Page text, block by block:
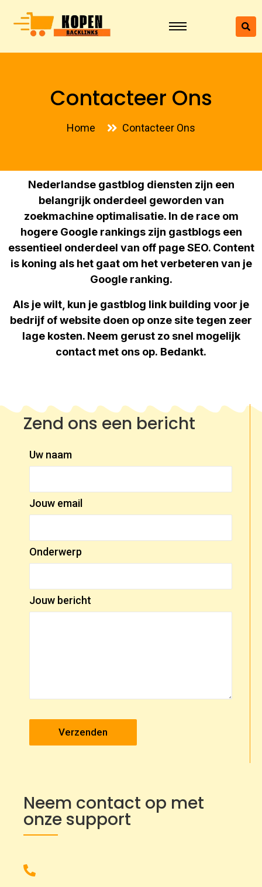
Contacteer Ons
Home Contacteer Ons
Nederlandse gastblog diensten zijn een
belangrijk onderdeel geworden van
zoekmachine optimalisatie. In de race om
hogere Google rankings zijn gastblogs een
essentieel onderdeel van off page SEO. Content
is koning als het gaat om het verbeteren van je
Google ranking.
Als je wilt, kun je gastblog link building voor je
bedrijf of website doen op onze site tegen zeer
lage kosten. Neem gerust zo snel mogelijk
contact met ons op. Bedankt.
Zend ons een bericht
Uw naam
Jouw email
Onderwerp
Jouw bericht
Neem contact op met
onze support